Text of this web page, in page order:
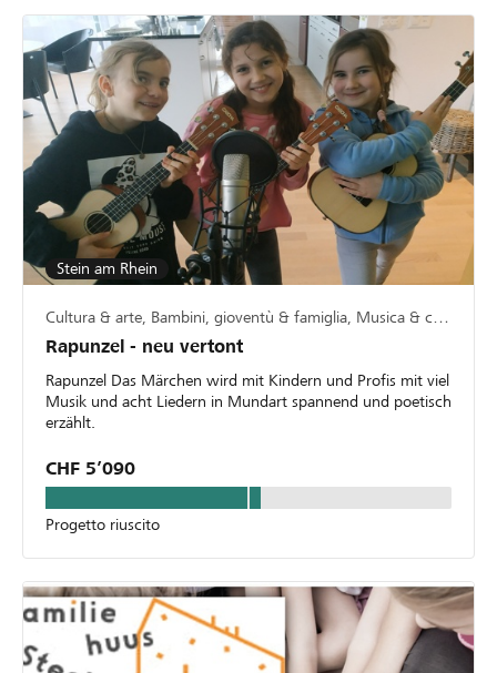
Stein am Rhein
Cultura & arte, Bambini, gioventù & famiglia, Musica & canto
Rapunzel - neu vertont
Rapunzel Das Märchen wird mit Kindern und Profis mit viel
Musik und acht Liedern in Mundart spannend und poetisch
erzählt.
CHF 5’090
Progetto riuscito